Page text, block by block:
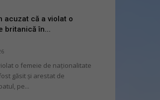
acuzat că a violat o
britanică în...
o femeie de naționalitate
găsit și arestat de
pe...